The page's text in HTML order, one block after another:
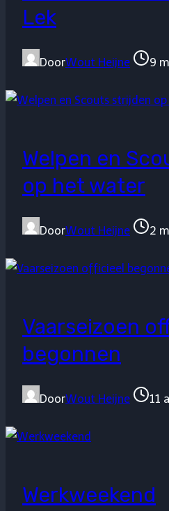
Lek
DoorWout Heijne 9
Welpen en
op het water
DoorWout Heijne 2
Vaarseizoen
begonnen
DoorWout Heijne 11
Werkweekend